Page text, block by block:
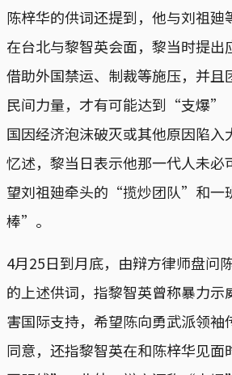
陈梓华的供词还提到，他与刘祖廸
在台北与黎智英会面，黎当时提出
借助外国禁运、制裁等施压，并且
民间力量，才有可能达到“支爆”
国因经济泡沫破灭或其他原因陷入
忆述，黎当日表示他那一代人未必
望刘祖廸牵头的“揽炒团队”和一
棒”。
4月25日到月底，由辩方律师盘问
的上述供词，指黎智英曾称暴力示
害国际支持，希望陈向勇武派领袖
同意，还指黎智英在和陈梓华见